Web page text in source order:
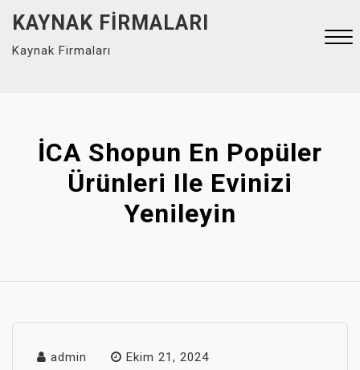
content
KAYNAK FIRMALARI
Kaynak Firmaları
İCA Shopun En Popüler
Ürünleri Ile Evinizi
Yenileyin
admin Ekim 21, 2024